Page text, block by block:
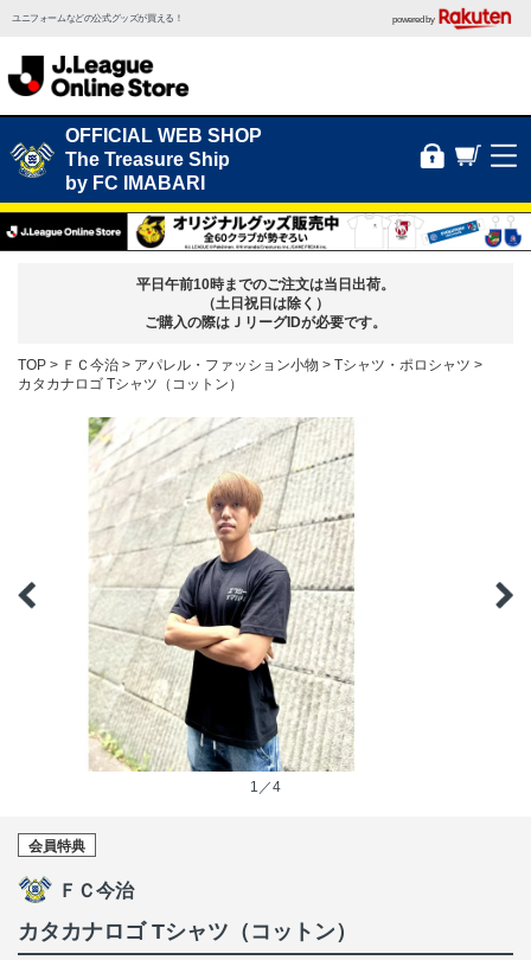
ユニフォームなどの公式グッズが買える！ powered by
OFFICIAL WEB SHOP
The Treasure Ship
by FC IMABARI
平日午前10時までのご注文は当日出荷。
（土日祝日は除く）
ご購入の際はＪリーグIDが必要です。
TOP ＦＣ今治 アパレル・ファッション小物
Tシャツ・ポロシャツ
カタカナロゴ Tシャツ（コットン）
1／4
会員特典
ＦＣ今治
カタカナロゴ Tシャツ（コットン）